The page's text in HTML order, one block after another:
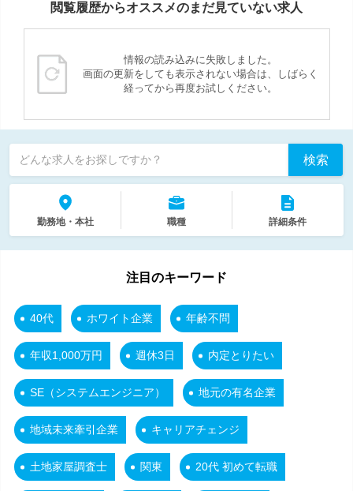
閲覧履歴からオススメのまだ見ていない求人
情報の読み込みに失敗しました。
画面の更新をしても表示されない場合は、しばらく
経ってから再度お試しください。
どんな求人をお探しですか？ 検索
勤務地・本社 職種 詳細条件
注目のキーワード
40代 ホワイト企業 年齢不問
年収1,000万円 週休3日 内定とりたい
SE（システムエンジニア） 地元の有名企業
地域未来牽引企業 キャリアチェンジ
土地家屋調査士 関東 20代 初めて転職